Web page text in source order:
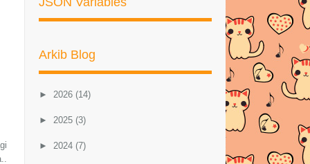
Arkib Blog
► 2026 (14)
► 2025 (3)
► 2024 (7)